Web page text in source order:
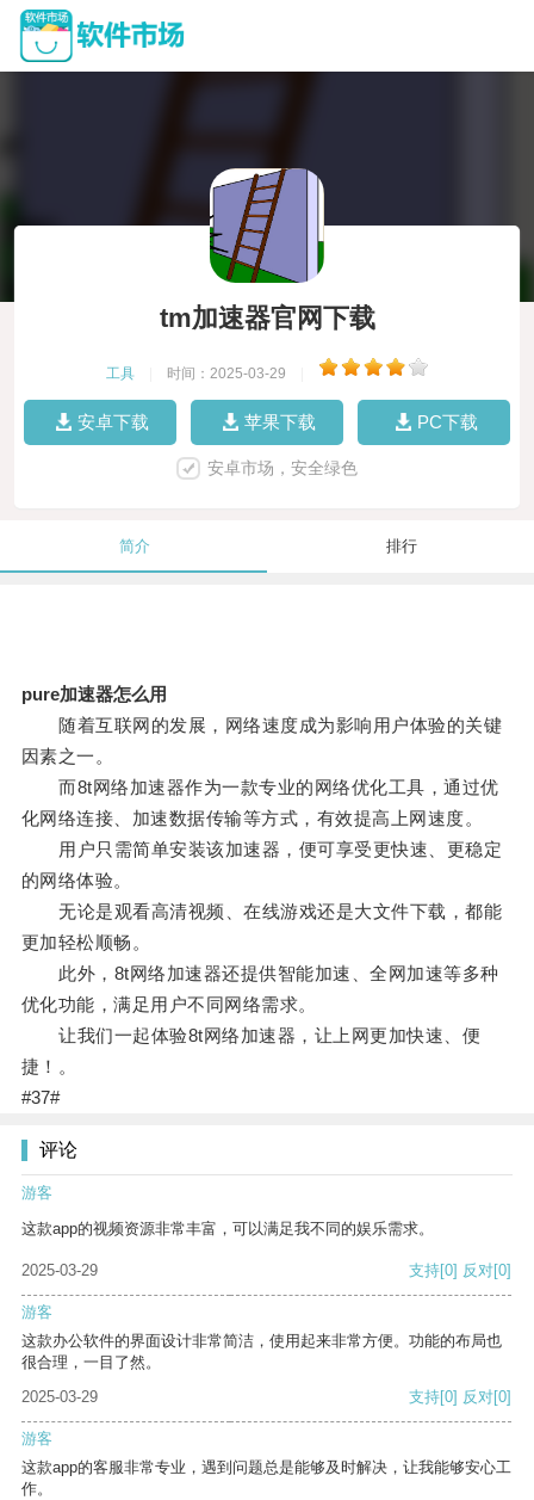
tm加速器官网下载
工具 时间：2025-03-29
安卓下载 苹果下载 PC下载
安卓市场，安全绿色
简介 排行
pure加速器怎么用
随着互联网的发展，网络速度成为影响用户体验的关键
因素之一。
而8t网络加速器作为一款专业的网络优化工具，通过优
化网络连接、加速数据传输等方式，有效提高上网速度。
用户只需简单安装该加速器，便可享受更快速、更稳定
的网络体验。
无论是观看高清视频、在线游戏还是大文件下载，都能
更加轻松顺畅。
此外，8t网络加速器还提供智能加速、全网加速等多种
优化功能，满足用户不同网络需求。
让我们一起体验8t网络加速器，让上网更加快速、便
捷！。
#37#
评论
游客
这款app的视频资源非常丰富，可以满足我不同的娱乐需求。
2025-03-29 支持[0] 反对[0]
游客
这款办公软件的界面设计非常简洁，使用起来非常方便。功能的布局也
很合理，一目了然。
2025-03-29
支持[0] 反对[0]
游客
这款app的客服非常专业，遇到问题总是能够及时解决，让我能够安心工
作。